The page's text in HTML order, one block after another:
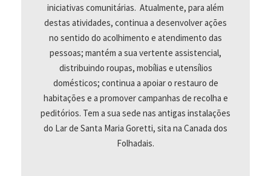
iniciativas comunitárias. Atualmente, para além
destas atividades, continua a desenvolver ações
no sentido do acolhimento e atendimento das
pessoas; mantém a sua vertente assistencial,
distribuindo roupas, mobílias e utensílios
domésticos; continua a apoiar o restauro de
habitações e a promover campanhas de recolha e
peditórios. Tem a sua sede nas antigas instalações
do Lar de Santa Maria Goretti, sita na Canada dos
Folhadais.